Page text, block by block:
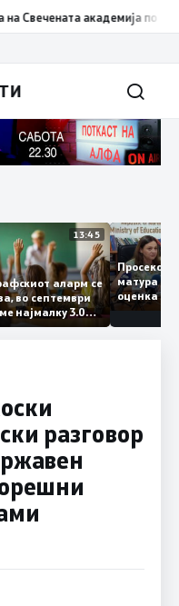
академија по повод
13:45
аларм се
во септември
најмалку 3.000
помалку
матура
оценка
разговор